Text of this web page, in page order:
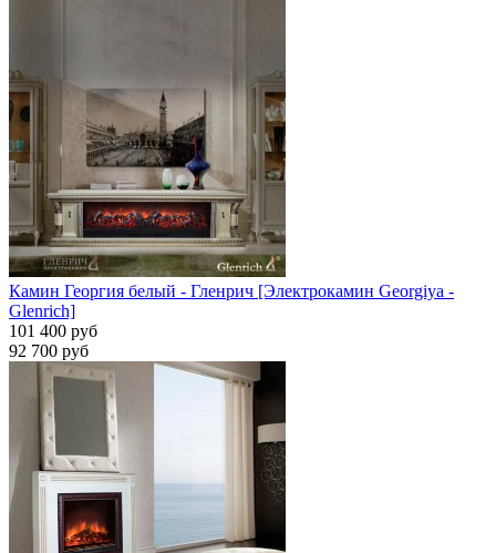
Камин Георгия белый - Гленрич [Электрокамин Georgiya -
Glenrich]
101 400 руб
92 700 руб